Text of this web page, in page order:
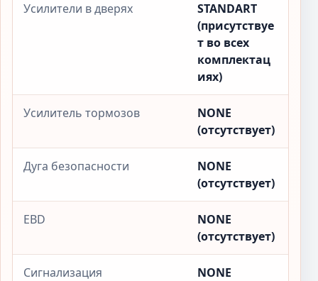
Усилители в дверях
STANDART
(присутствуе
т во всех
комплектац
иях)
Усилитель тормозов
NONE
(отсутствует)
Дуга безопасности
NONE
(отсутствует)
EBD
NONE
(отсутствует)
Сигнализация
NONE